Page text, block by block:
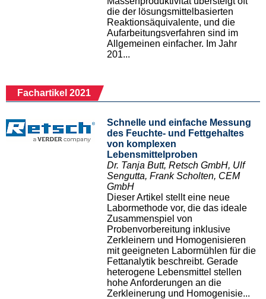
die der lösungsmittelbasierten
Reaktionsäquivalente, und die
Aufarbeitungsverfahren sind im
Allgemeinen einfacher. Im Jahr
201...
Fachartikel 2021
Schnelle und einfache Messung
des Feuchte- und Fettgehaltes
von komplexen
Lebensmittelproben
Dr. Tanja Butt, Retsch GmbH, Ulf
Sengutta, Frank Scholten, CEM
GmbH
Dieser Artikel stellt eine neue
Labormethode vor, die das ideale
Zusammenspiel von
Probenvorbereitung inklusive
Zerkleinern und Homogenisieren
mit geeigneten Labormühlen für die
Fettanalytik beschreibt. Gerade
heterogene Lebensmittel stellen
hohe Anforderungen an die
Zerkleinerung und Homogenisie...